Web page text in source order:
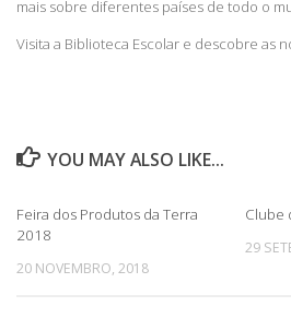
mais sobre diferentes países de todo o
Visita a Biblioteca Escolar e descobre as
YOU MAY ALSO LIKE...
Feira dos Produtos da Terra
2018
20 NOVEMBRO, 2018
Clube
29